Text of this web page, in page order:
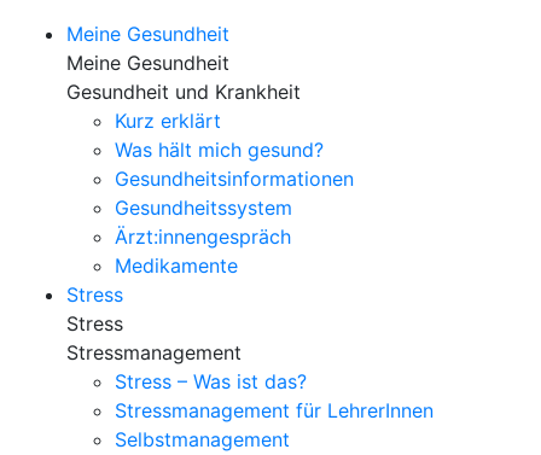
Meine Gesundheit
Meine Gesundheit
Gesundheit und Krankheit
Kurz erklärt
Was hält mich gesund?
Gesundheitsinformationen
Gesundheitssystem
Ärzt:innengespräch
Medikamente
Stress
Stress
Stressmanagement
Stress – Was ist das?
Stressmanagement für LehrerInnen
Selbstmanagement